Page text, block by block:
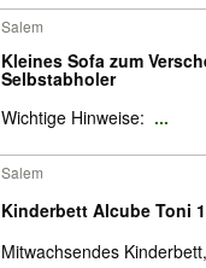
Salem
Kleines Sofa zum
Selbstabholer
Wichtige Hinweise: ...
Salem
Kinderbett Alcube Toni
Mitwachsendes